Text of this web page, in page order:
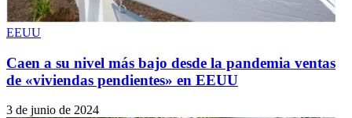
EEUU
Caen a su nivel más bajo desde la pandemia ventas
de «viviendas pendientes» en EEUU
3 de junio de 2024